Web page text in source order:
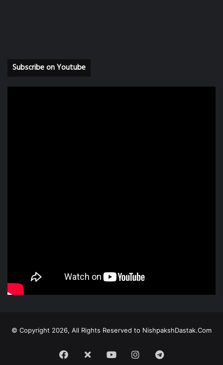
Subscribe on Youtube
© Copyright 2026, All Rights Reserved to NishpakshDastak.Com
Facebook
X YoutubeInstagramTelegram